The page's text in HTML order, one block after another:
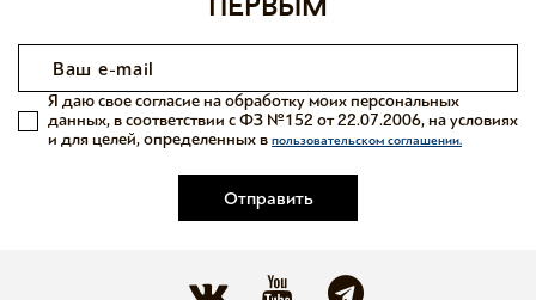
первым
Отправить
Я даю свое согласие на обработку моих персональных
данных, в соответствии с ФЗ №152 от 22.07.2006, на условиях
и для целей, определенных в пользовательском соглашении.